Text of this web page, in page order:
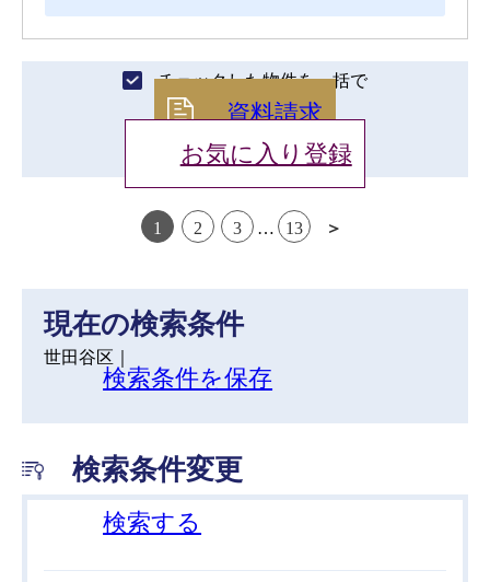
チェックした物件を一括で
資料請求
お気に入り登録
1 2 3 … 13 ＞
現在の検索条件
世田谷区｜
検索条件を保存
検索条件変更
検索する